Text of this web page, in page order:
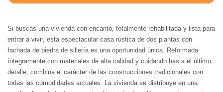
Si buscas una vivienda con encanto, totalmente rehabilitada y lista para
entrar a vivir, esta espectacular casa rústica de dos plantas con
fachada de piedra de sillería es una oportunidad única. Reformada
íntegramente con materiales de alta calidad y cuidando hasta el último
detalle, combina el carácter de las construcciones tradicionales con
todas las comodidades actuales. La vivienda se distribuye en una